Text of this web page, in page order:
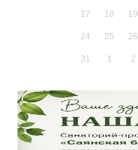
17 18 19
24 25 26
31 1 2